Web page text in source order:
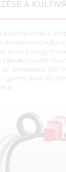
A
5
javítja a
teszi a nagy
táblákon való
áthaladást 150
gyomokon és